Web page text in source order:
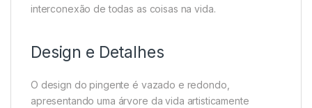
interconexão de todas as coisas na vida.
Design e Detalhes
O design do pingente é vazado e redondo,
apresentando uma árvore da vida artisticamente